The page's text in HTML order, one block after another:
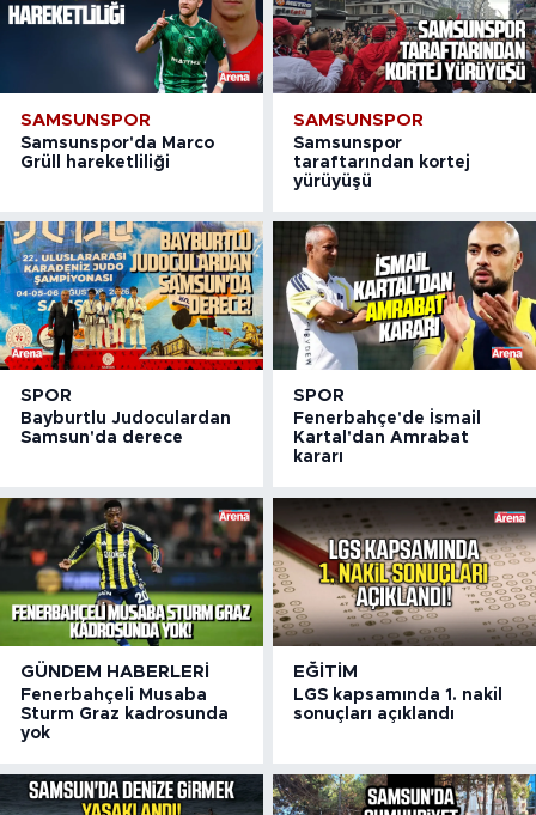
SAMSUNSPOR
Samsunspor'da Marco
Grüll hareketliliği
SAMSUNSPOR
Samsunspor
taraftarından kortej
yürüyüşü
SPOR
Bayburtlu Judoculardan
Samsun'da derece
SPOR
Fenerbahçe'de İsmail
Kartal'dan Amrabat
kararı
GÜNDEM HABERLERI
Fenerbahçeli Musaba
Sturm Graz kadrosunda
yok
EĞITIM
LGS kapsamında 1. nakil
sonuçları açıklandı